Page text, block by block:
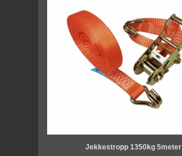
Jekkestropp 1350kg 5meter